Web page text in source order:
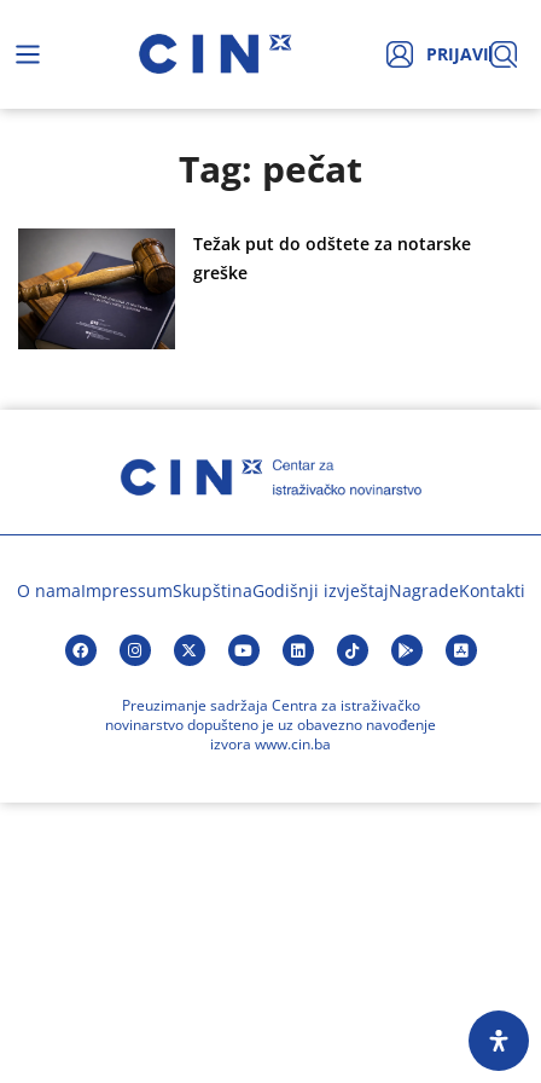
PRIJAVI
Tag: pečat
Težak put do odštete za notarske
greške
O namaImpressumSkupštinaGodišnji izvještajNagradeKontakti
Preuzimanje sadržaja Centra za istraživačko
novinarstvo dopušteno je uz obavezno navođenje
izvora www.cin.ba